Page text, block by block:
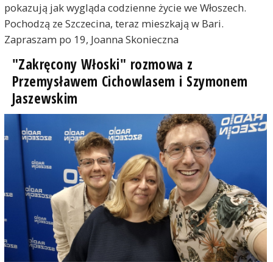
pokazują jak wygląda codzienne życie we Włoszech.
Pochodzą ze Szczecina, teraz mieszkają w Bari.
Zapraszam po 19, Joanna Skonieczna
"Zakręcony Włoski" rozmowa z
Przemysławem Cichowlasem i Szymonem
Jaszewskim